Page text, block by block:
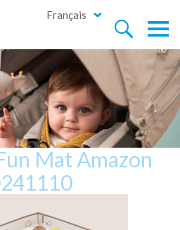


Français
Mat Amazon